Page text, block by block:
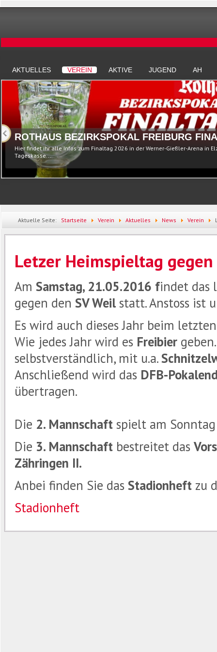
AKTUELLES VEREIN AKTIVE JUGEND AH
ROTHAUS BEZIRKSPOKAL FREIBURG
Hier findet ihr alle Infos zum Finaltag 2026 in der Werner-Gießler-Arena in
Tageskasse...
Aktuelle Seite: Startseite Verein Aktuelles News Verein
Letzer Heimspieltag
AmSamstag, 21.05.2016 findet das
gegen den SV Weilstatt. Anstoss ist
Es wird auch dieses Jahr beim
Wie jedes Jahr wird es Freibier
selbstverständlich, mit u.a.
Anschließend wird das DFB-
übertragen.
Die 2. Mannschaftspielt am
Die 3. Mannschaft bestreitet das
Zähringen II.
Anbei finden Sie dasStadionheft zu
Stadionheft